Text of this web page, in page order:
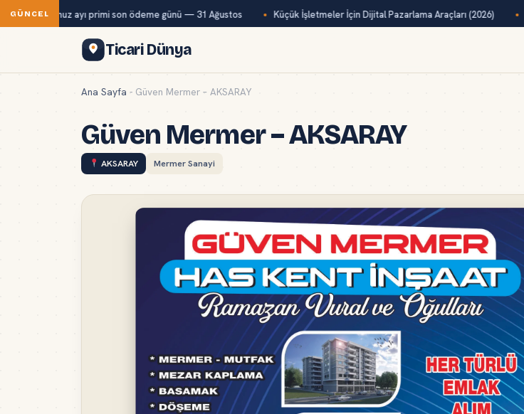
GÜNCEL
Kur temmuz ayı primi son ödeme günü — 31 Ağustos Küçük İşletmeler İçin Dijital Pazarlama Araçları (2026)
Ticari Dünya
Ana Sayfa - Güven Mermer – AKSARAY
Güven Mermer – AKSARAY
AKSARAY Mermer Sanayi